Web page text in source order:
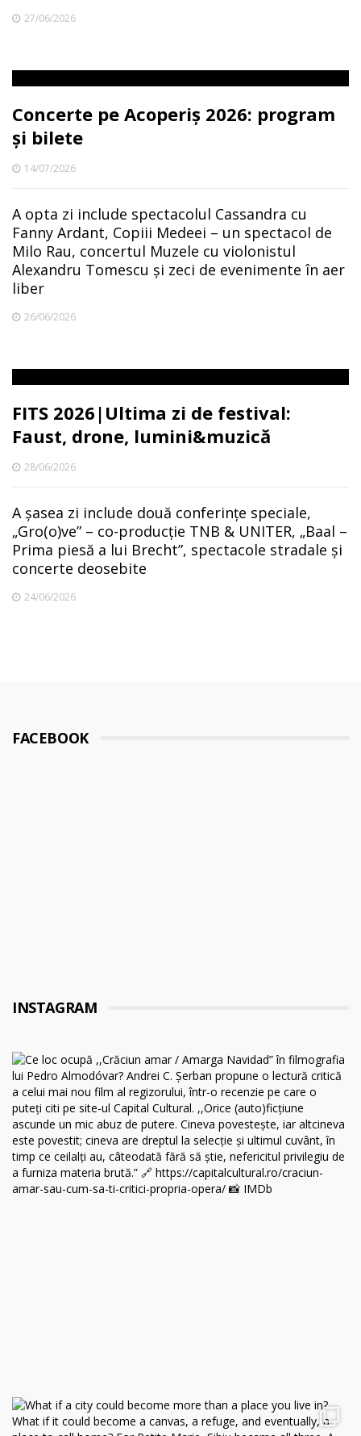
27/06/2026
Concerte pe Acoperiș 2026: program
și bilete
14/07/2026
A opta zi include spectacolul Cassandra cu
Fanny Ardant, Copiii Medeei – un spectacol de
Milo Rau, concertul Muzele cu violonistul
Alexandru Tomescu și zeci de evenimente în aer
liber
26/06/2026
FITS 2026|Ultima zi de festival:
Faust, drone, lumini&muzică
28/06/2026
A șasea zi include două conferințe speciale,
„Gro(o)ve” – co-producție TNB & UNITER, „Baal –
Prima piesă a lui Brecht”, spectacole stradale și
concerte deosebite
24/06/2026
FACEBOOK
INSTAGRAM